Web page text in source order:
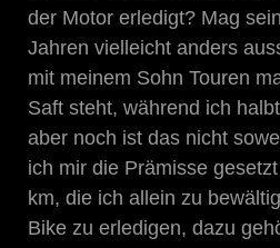
der Motor erledigt? Mag
Jahren vielleicht anders
mit meinem Sohn Touren
Saft steht, während ich
aber noch ist das nicht
ich mir die Prämisse
km, die ich allein zu
Bike zu erledigen, dazu